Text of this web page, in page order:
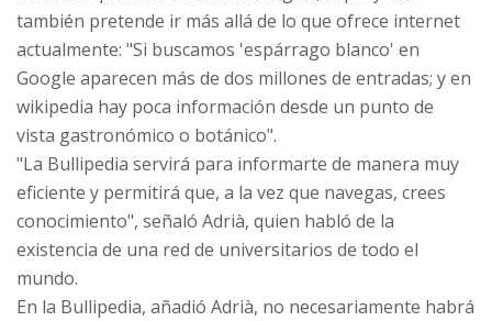
también pretende ir más allá de lo que ofrece internet
actualmente: "Si buscamos 'espárrago blanco' en
Google aparecen más de dos millones de entradas; y en
wikipedia hay poca información desde un punto de
vista gastronómico o botánico".
"La Bullipedia servirá para informarte de manera muy
eficiente y permitirá que, a la vez que navegas, crees
conocimiento", señaló Adrià, quien habló de la
existencia de una red de universitarios de todo el
mundo.
En la Bullipedia, añadió Adrià, no necesariamente habrá